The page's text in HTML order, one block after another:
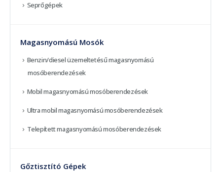
Seprőgépek
Magasnyomású Mosók
Benzin/diesel üzemeltetésű magasnyomású
mosóberendezések
Mobil magasnyomású mosóberendezések
Ultra mobil magasnyomású mosóberendezések
Telepített magasnyomású mosóberendezések
Gőztisztító Gépek